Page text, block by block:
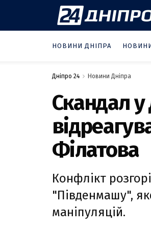
НОВИНИ ДНІПРА
Дніпро 24 Новини Дніпра
Скандал у
Філатова
Конфлікт
"Південмашу",
маніпуляцій.